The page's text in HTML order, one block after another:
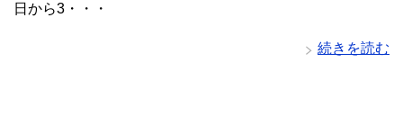
日から3・・・
続きを読む